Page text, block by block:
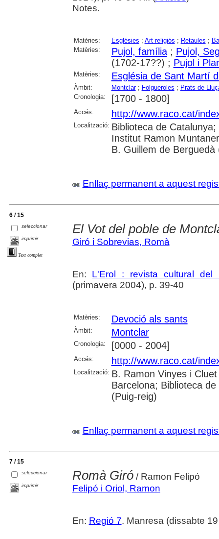
Notes.
Matèries: Esglésies ; Art religiós ; Retaules ;
Matèries:
Pujol, família; Pujol,
(1702-17??) ; Pujol i
Matèries: Església de Sant Martí
Àmbit: Montclar; Folgueroles ; Prats de
Cronologia:
[1700 - 1800]
Accés: http://www.raco.cat/
Localització: Biblioteca de
Institut Ramon
B. Guillem de Berguedà
Enllaç permanent a aquest
6 / 15
seleccionar
imprimir
Text complet
El Vot del poble de
Giró i Sobrevias, Romà
En: L'Erol : revista cultural del
(primavera 2004), p. 39-40
Matèries: Devoció als sants
Àmbit: Montclar
Cronologia: [0000 - 2004]
Accés: http://www.raco.cat/
Localització: B. Ramon Vinyes i
Barcelona; Biblioteca
(Puig-reig)
Enllaç permanent a aquest
7 / 15
seleccionar
imprimir
Romà Giró/ Ramon Felipó
Felipó i Oriol, Ramon
En: Regió 7. Manresa (dissabte